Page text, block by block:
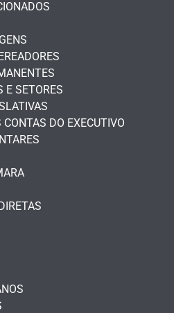
E SETORES
DO EXECUTIVO